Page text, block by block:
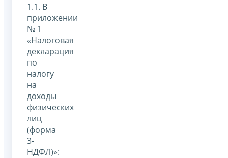
1.1. В
приложении
№ 1
«Налоговая
декларация
по
налогу
на
доходы
физических
лиц
(форма
3-
НДФЛ)»: